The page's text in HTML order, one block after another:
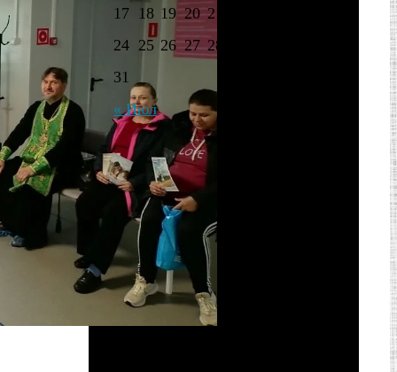
« Июл
17 18 19 20 21
24 25 26 27 28
31